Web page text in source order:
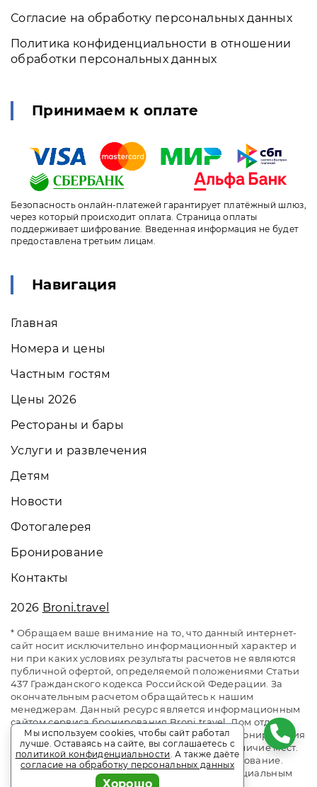
Согласие на обработку персональных данных
Политика конфиденциальности в отношении
обработки персональных данных
Принимаем к оплате
Безопасность онлайн-платежей гарантирует платёжный шлюз,
через который происходит оплата. Страница оплаты
поддерживает шифрование. Введенная информация не будет
предоставлена третьим лицам.
Навигация
Главная
Номера и цены
Частным гостям
Цены 2026
Рестораны и бары
Услуги и развлечения
Детям
Новости
Фотогалерея
Бронирование
Контакты
2026 Broni.travel
* Обращаем ваше внимание на то, что данный интернет-
сайт носит исключительно информационный характер и
ни при каких условиях результаты расчетов не являются
публичной офертой, определяемой положениями Статьи
437 Гражданского кодекса Российской Федерации. За
окончательным расчетом обращайтесь к нашим
менеджерам. Данный ресурс является информационным
сайтом сервиса бронирования Broni.travel. Дом отдыха
«Солнечный» Холодная Речка. Сайт онлайн бронирования
номеров. Актуальные цены, прайс-листы и наличие мест.
Акции и спецпредложения. Выгодное бронирование.
Индивидуальный менеджер. Не является официальным
Мы используем cookies, чтобы сайт работал
лучше. Оставаясь на сайте, вы соглашаетесь с
политикой конфиденциальности. А также даёте
согласие на обработку персональных данных
Хорошо